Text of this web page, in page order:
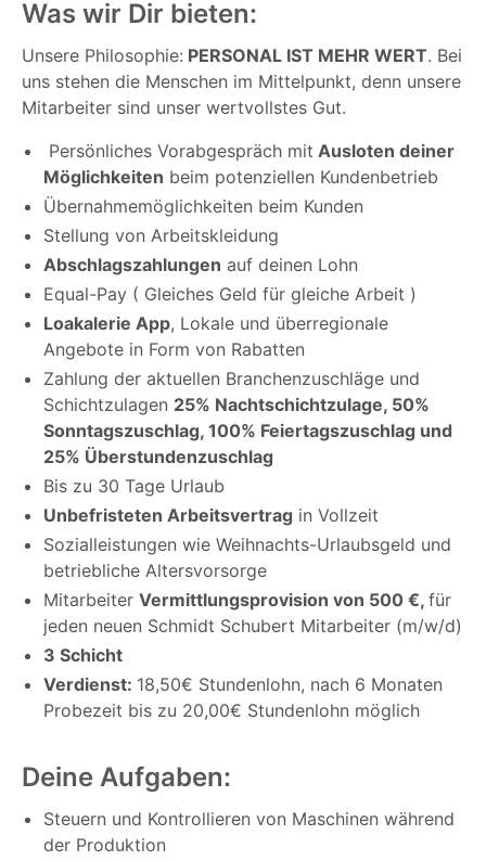
Was wir Dir bieten:
Unsere Philosophie: PERSONAL IST MEHR WERT. Bei
uns stehen die Menschen im Mittelpunkt, denn unsere
Mitarbeiter sind unser wertvollstes Gut.
Persönliches Vorabgespräch mit Ausloten deiner
Möglichkeiten beim potenziellen Kundenbetrieb
Übernahmemöglichkeiten beim Kunden
Stellung von Arbeitskleidung
Abschlagszahlungen auf deinen Lohn
Equal-Pay ( Gleiches Geld für gleiche Arbeit )
Loakalerie App, Lokale und überregionale
Angebote in Form von Rabatten
Zahlung der aktuellen Branchenzuschläge und
Schichtzulagen 25% Nachtschichtzulage, 50%
Sonntagszuschlag, 100% Feiertagszuschlag und
25% Überstundenzuschlag
Bis zu 30 Tage Urlaub
Unbefristeten Arbeitsvertrag in Vollzeit
Sozialleistungen wie Weihnachts-Urlaubsgeld und
betriebliche Altersvorsorge
Mitarbeiter Vermittlungsprovision von 500 €, für
jeden neuen Schmidt Schubert Mitarbeiter (m/w/d)
3 Schicht
Verdienst: 18,50€ Stundenlohn, nach 6 Monaten
Probezeit bis zu 20,00€ Stundenlohn möglich
Deine Aufgaben:
Steuern und Kontrollieren von Maschinen während
der Produktion